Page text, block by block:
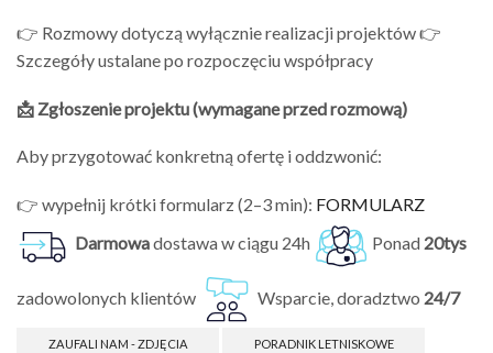
👉 Rozmowy dotyczą wyłącznie realizacji projektów 👉
Szczegóły ustalane po rozpoczęciu współpracy
📩 Zgłoszenie projektu (wymagane przed rozmową)
Aby przygotować konkretną ofertę i oddzwonić:
👉 wypełnij krótki formularz (2–3 min): FORMULARZ
Darmowadostawa w ciągu 24h Ponad 20tys
zadowolonych klientów Wsparcie, doradztwo 24/7
ZAUFALI NAM - ZDJĘCIA PORADNIK LETNISKOWE